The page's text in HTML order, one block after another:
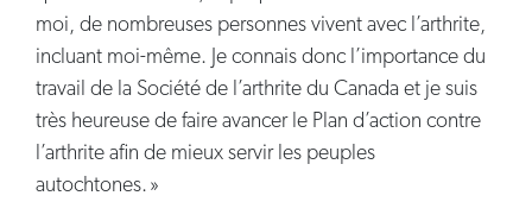
moi, de nombreuses personnes vivent avec l’arthrite,
incluant moi-même. Je connais donc l’importance du
travail de la Société de l’arthrite du Canada et je suis
très heureuse de faire avancer le Plan d’action contre
l’arthrite afin de mieux servir les peuples
autochtones. »